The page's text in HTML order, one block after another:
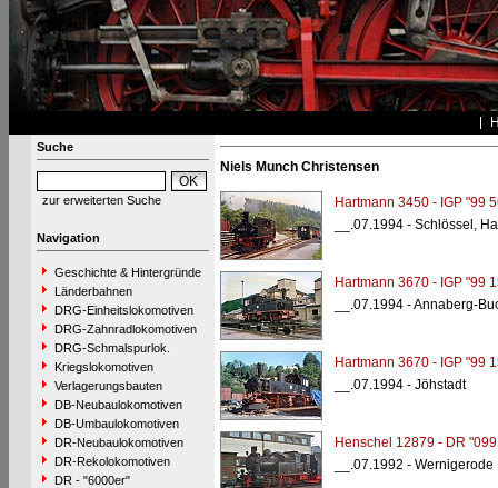
Suche
zur erweiterten Suche
Navigation
Geschichte & Hintergründe
Länderbahnen
DRG-Einheitslokomotiven
DRG-Zahnradlokomotiven
DRG-Schmalspurlok.
Kriegslokomotiven
Verlagerungsbauten
DB-Neubaulokomotiven
DB-Umbaulokomotiven
DR-Neubaulokomotiven
DR-Rekolokomotiven
DR - "6000er"
Niels Munch Christensen
Hartmann 3450 - IGP "99
__.07.1994 - Schlössel,
Hartmann 3670 - IGP "99
__.07.1994 - Annaberg-
Hartmann 3670 - IGP "99
__.07.1994 - Jöhstadt
Henschel 12879 - DR
__.07.1992 - Wernigerode